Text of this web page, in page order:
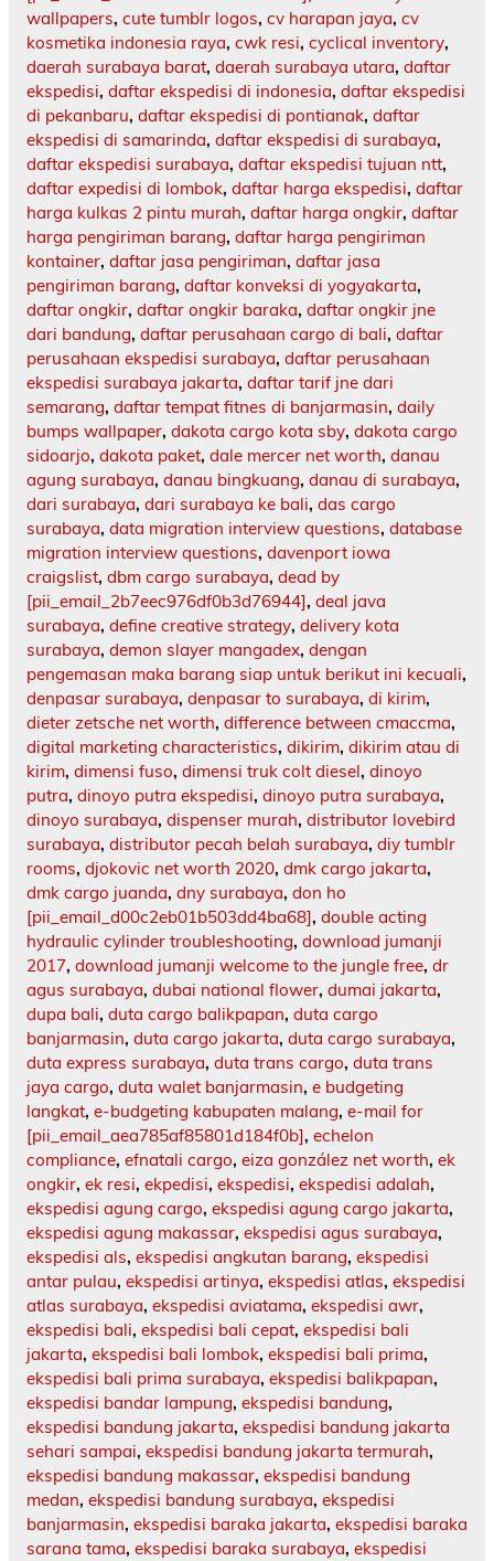
wallpapers, cute tumblr logos, cv harapan jaya, cv
kosmetika indonesia raya, cwk resi, cyclical inventory,
daerah surabaya barat, daerah surabaya utara, daftar
ekspedisi, daftar ekspedisi di indonesia, daftar ekspedisi
di pekanbaru, daftar ekspedisi di pontianak, daftar
ekspedisi di samarinda, daftar ekspedisi di surabaya,
daftar ekspedisi surabaya, daftar ekspedisi tujuan ntt,
daftar expedisi di lombok, daftar harga ekspedisi, daftar
harga kulkas 2 pintu murah, daftar harga ongkir, daftar
harga pengiriman barang, daftar harga pengiriman
kontainer, daftar jasa pengiriman, daftar jasa
pengiriman barang, daftar konveksi di yogyakarta,
daftar ongkir, daftar ongkir baraka, daftar ongkir jne
dari bandung, daftar perusahaan cargo di bali, daftar
perusahaan ekspedisi surabaya, daftar perusahaan
ekspedisi surabaya jakarta, daftar tarif jne dari
semarang, daftar tempat fitnes di banjarmasin, daily
bumps wallpaper, dakota cargo kota sby, dakota cargo
sidoarjo, dakota paket, dale mercer net worth, danau
agung surabaya, danau bingkuang, danau di surabaya,
dari surabaya, dari surabaya ke bali, das cargo
surabaya, data migration interview questions, database
migration interview questions, davenport iowa
craigslist, dbm cargo surabaya, dead by
[pii_email_2b7eec976df0b3d76944], deal java
surabaya, define creative strategy, delivery kota
surabaya, demon slayer mangadex, dengan
pengemasan maka barang siap untuk berikut ini kecuali,
denpasar surabaya, denpasar to surabaya, di kirim,
dieter zetsche net worth, difference between cmaccma,
digital marketing characteristics, dikirim, dikirim atau di
kirim, dimensi fuso, dimensi truk colt diesel, dinoyo
putra, dinoyo putra ekspedisi, dinoyo putra surabaya,
dinoyo surabaya, dispenser murah, distributor lovebird
surabaya, distributor pecah belah surabaya, diy tumblr
rooms, djokovic net worth 2020, dmk cargo jakarta,
dmk cargo juanda, dny surabaya, don ho
[pii_email_d00c2eb01b503dd4ba68], double acting
hydraulic cylinder troubleshooting, download jumanji
2017, download jumanji welcome to the jungle free, dr
agus surabaya, dubai national flower, dumai jakarta,
dupa bali, duta cargo balikpapan, duta cargo
banjarmasin, duta cargo jakarta, duta cargo surabaya,
duta express surabaya, duta trans cargo, duta trans
jaya cargo, duta walet banjarmasin, e budgeting
langkat, e-budgeting kabupaten malang, e-mail for
[pii_email_aea785af85801d184f0b], echelon
compliance, efnatali cargo, eiza gonzález net worth, ek
ongkir, ek resi, ekpedisi, ekspedisi, ekspedisi adalah,
ekspedisi agung cargo, ekspedisi agung cargo jakarta,
ekspedisi agung makassar, ekspedisi agus surabaya,
ekspedisi als, ekspedisi angkutan barang, ekspedisi
antar pulau, ekspedisi artinya, ekspedisi atlas, ekspedisi
atlas surabaya, ekspedisi aviatama, ekspedisi awr,
ekspedisi bali, ekspedisi bali cepat, ekspedisi bali
jakarta, ekspedisi bali lombok, ekspedisi bali prima,
ekspedisi bali prima surabaya, ekspedisi balikpapan,
ekspedisi bandar lampung, ekspedisi bandung,
ekspedisi bandung jakarta, ekspedisi bandung jakarta
sehari sampai, ekspedisi bandung jakarta termurah,
ekspedisi bandung makassar, ekspedisi bandung
medan, ekspedisi bandung surabaya, ekspedisi
banjarmasin, ekspedisi baraka jakarta, ekspedisi baraka
sarana tama, ekspedisi baraka surabaya, ekspedisi